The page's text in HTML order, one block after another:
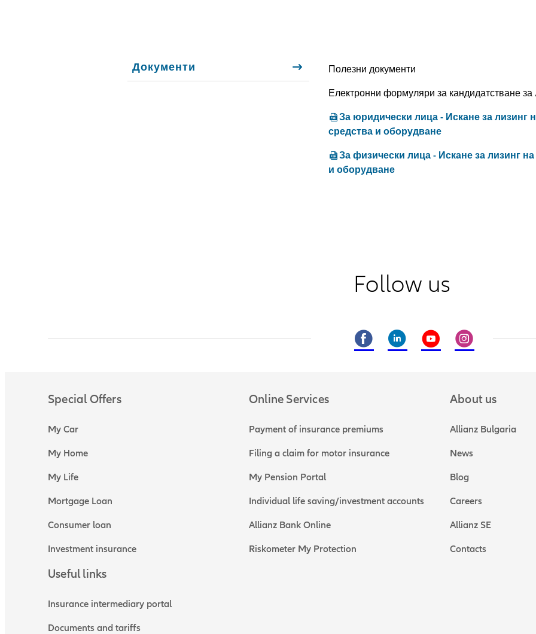
Документи
Полезни документи
Електронни формуляри за кандидатстване за
За юридически лица - Искане за
средства и оборудване
За физически лица - Искане за лизинг
и оборудване
Follow us
Special Offers
My Car
My Home
My Life
Mortgage Loan
Consumer loan
Investment insurance
Online Services
Payment of insurance premiums
Filing a claim for motor insurance
My Pension Portal
Individual life saving/investment accounts
Allianz Bank Online
Riskometer My Protection
About us
Allianz Bulgaria
News
Blog
Careers
Allianz SE
Contacts
Useful links
Insurance intermediary portal
Documents and tariffs